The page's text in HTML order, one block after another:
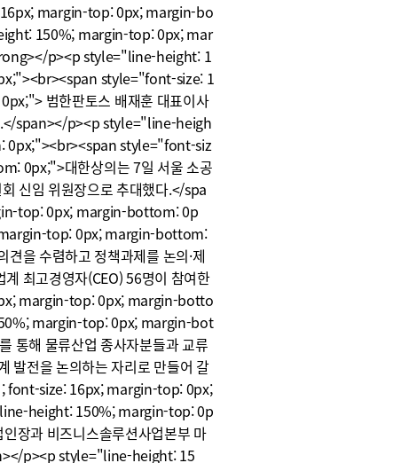
margin-top: 0px; margin-bo
150%; margin-top: 0px; mar
p><p style="line-height: 1
style="font-size: 1
범한판토스 배재훈 대표이사
.</span></p><p style="line-heigh
0px;"><br><span style="font-siz
0px;">대한상의는 7일 서울 소공
신임 위원장으로 추대했다.</spa
top: 0px; margin-bottom: 0p
top: 0px; margin-bottom:
을 수렴하고 정책과제를 논의·제
최고경영자(CEO) 56명이 참여한
margin-top: 0px; margin-botto
margin-top: 0px; margin-bot
통해 물류산업 종사자분들과 교류
발전을 논의하는 자리로 만들어 갈
font-size: 16px; margin-top: 0px;
height: 150%; margin-top: 0p
장과 비즈니스솔루션사업본부 마
p><p style="line-height: 15